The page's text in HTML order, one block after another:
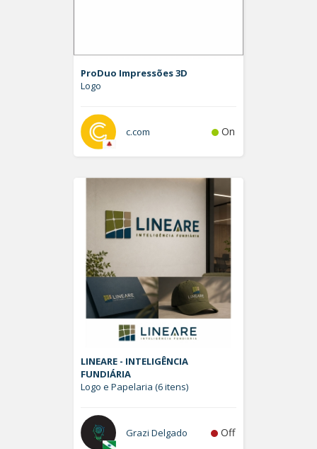
ProDuo Impressões 3D
Logo
c.com On
LINEARE - INTELIGÊNCIA
FUNDIÁRIA
Logo e Papelaria (6 itens)
Grazi Delgado Off